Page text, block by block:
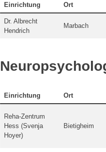
Einrichtung Ort
Dr. Albrecht
Hendrich
Marbach
Einrichtung Ort
Reha-Zentrum
Hess (Svenja
Hoyer)
Bietigheim